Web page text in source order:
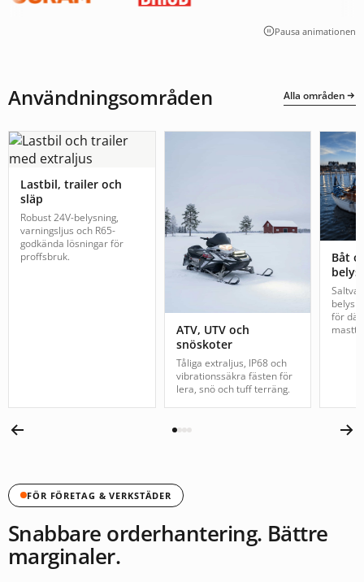
Pausa animationen
Användningsområden Alla områden
Lastbil, trailer och
släp
Robust 24V-belysning,
varningsljus och R65-
godkända lösningar för
proffsbruk.
ATV, UTV och
snöskoter
Tåliga extraljus, IP68 och
vibrationssäkra fästen för
lera, snö och tuff terräng.
Båt
för
FÖR FÖRETAG & VERKSTÄDER
Snabbare orderhantering. Bättre
marginaler.